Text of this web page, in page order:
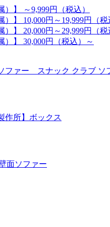
ファー スナック クラブ ソ
作所】ボックス
面ソファー